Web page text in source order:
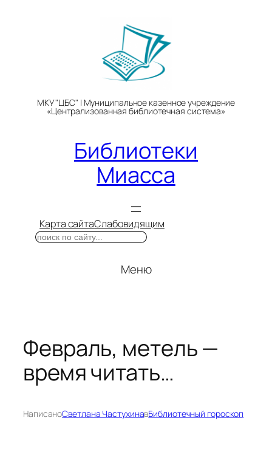
МКУ "ЦБС" | Муниципальное казенное учреждение
«Централизованная библиотечная система»
Библиотеки
Миасса
Карта сайтаСлабовидящим
Поиск
Меню
Февраль, метель —
время читать…
НаписаноСветлана ЧастухинавБиблиотечный гороскоп